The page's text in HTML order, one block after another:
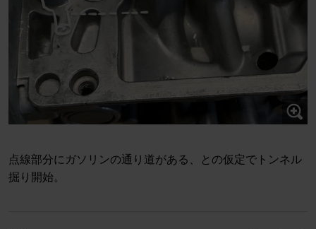
点線部分にガソリンの通り道がある、との仮定でトンネル
掘り開始。